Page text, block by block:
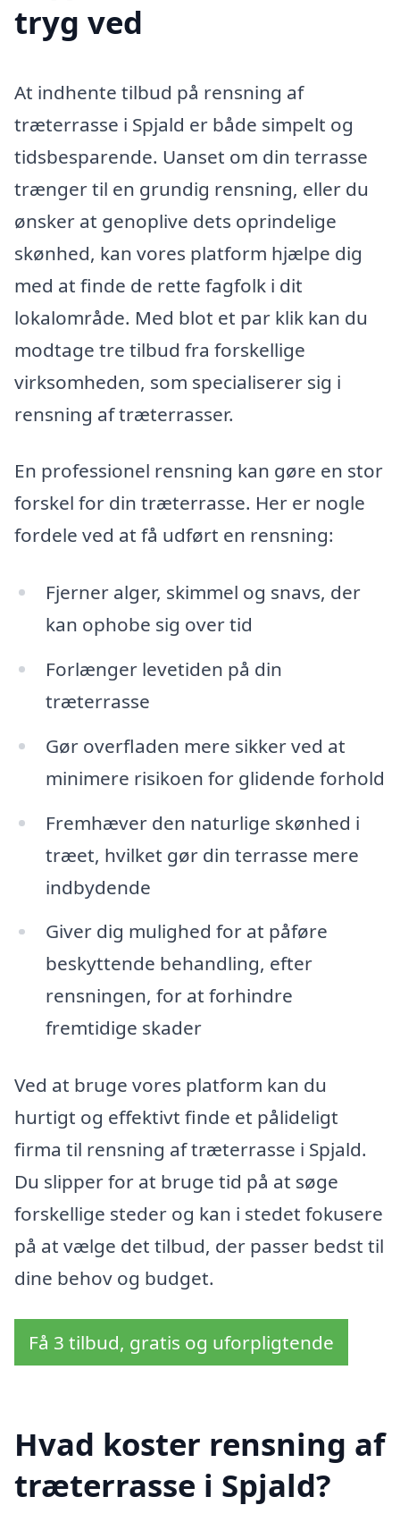
tryg ved
At indhente tilbud på rensning af
træterrasse i Spjald er både simpelt og
tidsbesparende. Uanset om din terrasse
trænger til en grundig rensning, eller du
ønsker at genoplive dets oprindelige
skønhed, kan vores platform hjælpe dig
med at finde de rette fagfolk i dit
lokalområde. Med blot et par klik kan du
modtage tre tilbud fra forskellige
virksomheden, som specialiserer sig i
rensning af træterrasser.
En professionel rensning kan gøre en stor
forskel for din træterrasse. Her er nogle
fordele ved at få udført en rensning:
Fjerner alger, skimmel og snavs, der
kan ophobe sig over tid
Forlænger levetiden på din
træterrasse
Gør overfladen mere sikker ved at
minimere risikoen for glidende forhold
Fremhæver den naturlige skønhed i
træet, hvilket gør din terrasse mere
indbydende
Giver dig mulighed for at påføre
beskyttende behandling, efter
rensningen, for at forhindre
fremtidige skader
Ved at bruge vores platform kan du
hurtigt og effektivt finde et pålideligt
firma til rensning af træterrasse i Spjald.
Du slipper for at bruge tid på at søge
forskellige steder og kan i stedet fokusere
på at vælge det tilbud, der passer bedst til
dine behov og budget.
Få 3 tilbud, gratis og uforpligtende
Hvad koster rensning af
træterrasse i Spjald?